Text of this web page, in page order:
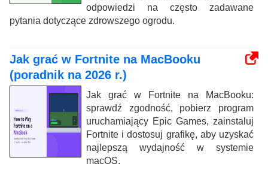
odpowiedzi na często zadawane
pytania dotyczące zdrowszego ogrodu.
Jak grać w Fortnite na MacBooku
(poradnik na 2026 r.)
Jak grać w Fortnite na MacBooku:
sprawdź zgodność, pobierz program
uruchamiający Epic Games, zainstaluj
Fortnite i dostosuj grafikę, aby uzyskać
najlepszą wydajność w systemie
macOS.